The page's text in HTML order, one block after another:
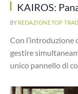
KAIROS:
BY REDAZIONE TOP
Con l’introduzione
gestire
unico pannello di